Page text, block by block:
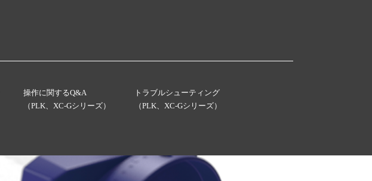
操作に関するQ&A
（PLK、XC-Gシリーズ）
トラブルシューティング
（PLK、XC-Gシリーズ）